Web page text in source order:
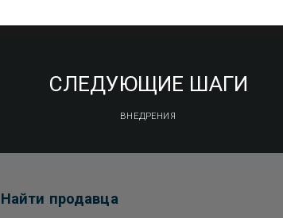
СЛЕДУЮЩИЕ ШАГИ
ВНЕДРЕНИЯ
Найти продавца